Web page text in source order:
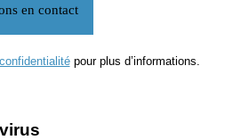
pour plus d’informations.